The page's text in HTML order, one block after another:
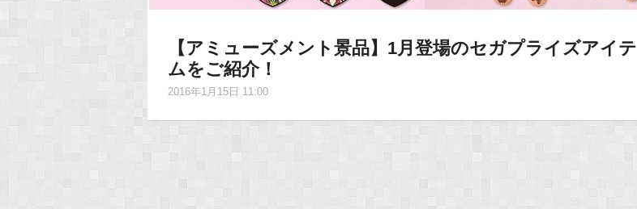
【アミューズメント景品】1月登場のセガプライズアイテ
ムをご紹介！
2016年1月15日 11:00